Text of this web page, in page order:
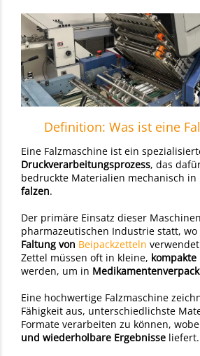
Definition: Was ist eine
Eine Falzmaschine ist ein
Druckverarbeitungsprozess, das
bedruckte Materialien mechanisch in
falzen.
Der primäre Einsatz dieser
pharmazeutischen Industrie statt, wo
Faltung von Beipackzetteln
Zettel müssen oft in kleine, kompakte
werden, um in
Eine hochwertige Falzmaschine
Fähigkeit aus, unterschiedlichste
Formate verarbeiten zu können,
und wiederholbare Ergebnisse liefert.